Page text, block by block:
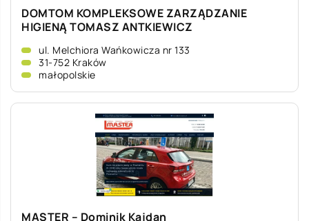
DOMTOM KOMPLEKSOWE ZARZĄDZANIE
HIGIENĄ TOMASZ ANTKIEWICZ
ul. Melchiora Wańkowicza nr 133
31-752 Kraków
małopolskie
MASTER – Dominik Kajdan